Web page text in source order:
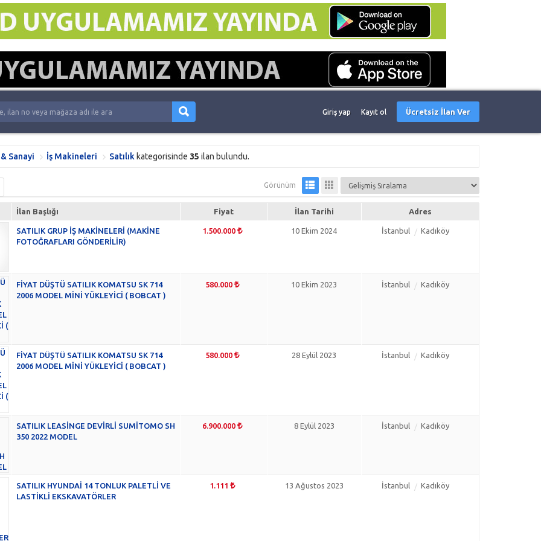
Giriş yap Kayıt ol Ücretsiz İlan Ver
Sanayi İş Makineleri Satılık kategorisinde 35 ilan bulundu.
Görünüm
İlan Başlığı Fiyat İlan Tarihi Adres
SATILIK GRUP İŞ MAKİNELERİ (MAKİNE
FOTOĞRAFLARI GÖNDERİLİR)
1.500.000 10 Ekim 2024 İstanbul Kadıköy
FİYAT DÜŞTÜ SATILIK KOMATSU SK 714
2006 MODEL MİNİ YÜKLEYİCİ ( BOBCAT )
580.000 10 Ekim 2023 İstanbul Kadıköy
FİYAT DÜŞTÜ SATILIK KOMATSU SK 714
2006 MODEL MİNİ YÜKLEYİCİ ( BOBCAT )
580.000 28 Eylül 2023 İstanbul Kadıköy
SATILIK LEASİNGE DEVİRLİ SUMİTOMO SH
350 2022 MODEL
6.900.000 8 Eylül 2023 İstanbul Kadıköy
SATILIK HYUNDAİ 14 TONLUK PALETLİ VE
LASTİKLİ EKSKAVATÖRLER
1.111 13 Ağustos 2023 İstanbul Kadıköy